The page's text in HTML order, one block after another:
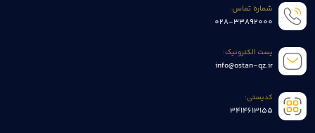
شماره تماس:
028-33892000
پست الکترونیک:
info@ostan-qz.ir
کدپستی:
3414613155